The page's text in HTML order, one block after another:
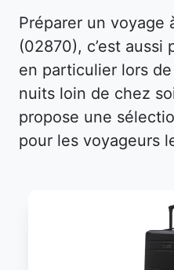
Préparer un voyage
(02870), c’est
en particulier lors
nuits loin de chez
propose une
pour les voyageurs